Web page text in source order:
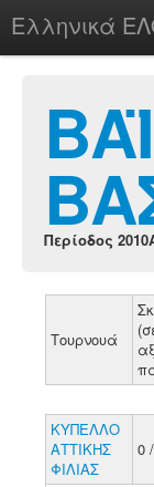
Ελληνικά
chesstu.be @
Login
Περίοδος
Τουρνουά
ΚΥΠΕΛΛΟ
ΑΤΤΙΚΗΣ
ΦΙΛΙΑΣ
0